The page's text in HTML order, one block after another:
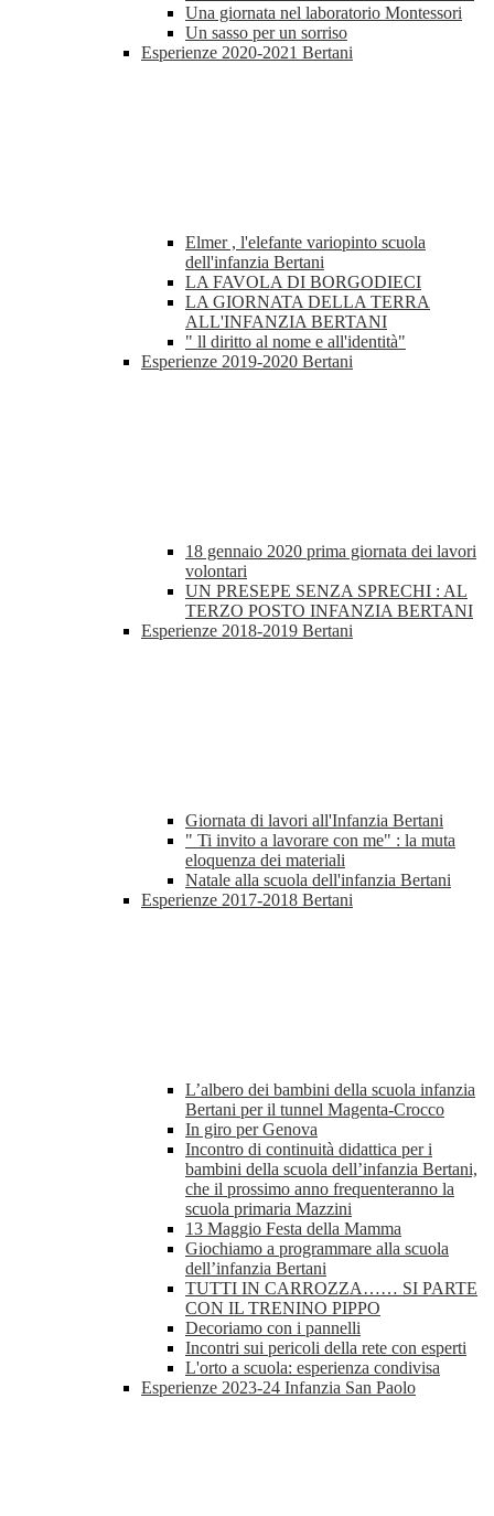
Una giornata nel laboratorio Montessori
Un sasso per un sorriso
Esperienze 2020-2021 Bertani
Elmer , l'elefante variopinto scuola
dell'infanzia Bertani
LA FAVOLA DI BORGODIECI
LA GIORNATA DELLA TERRA
ALL'INFANZIA BERTANI
" ll diritto al nome e all'identità"
Esperienze 2019-2020 Bertani
18 gennaio 2020 prima giornata dei lavori
volontari
UN PRESEPE SENZA SPRECHI : AL
TERZO POSTO INFANZIA BERTANI
Esperienze 2018-2019 Bertani
Giornata di lavori all'Infanzia Bertani
" Ti invito a lavorare con me" : la muta
eloquenza dei materiali
Natale alla scuola dell'infanzia Bertani
Esperienze 2017-2018 Bertani
L’albero dei bambini della scuola infanzia
Bertani per il tunnel Magenta-Crocco
In giro per Genova
Incontro di continuità didattica per i
bambini della scuola dell’infanzia Bertani,
che il prossimo anno frequenteranno la
scuola primaria Mazzini
13 Maggio Festa della Mamma
Giochiamo a programmare alla scuola
dell’infanzia Bertani
TUTTI IN CARROZZA…… SI PARTE
CON IL TRENINO PIPPO
Decoriamo con i pannelli
Incontri sui pericoli della rete con esperti
L'orto a scuola: esperienza condivisa
Esperienze 2023-24 Infanzia San Paolo